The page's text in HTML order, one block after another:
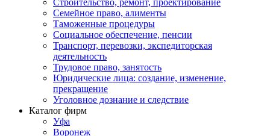
Строительство, ремонт, проектирование
Семейное право, алименты
Таможенные процедуры
Социальное обеспечение, пенсии
Транспорт, перевозки, экспедиторская
деятельность
Трудовое право, занятость
Юридические лица: создание, изменение,
прекращение
Уголовное дознание и следствие
Каталог фирм
Уфа
Воронеж